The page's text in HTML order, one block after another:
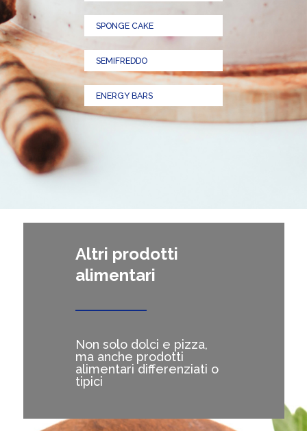
SPONGE CAKE
SEMIFREDDO
ENERGY BARS
Altri prodotti
alimentari
Non solo dolci e pizza,
ma anche prodotti
alimentari differenziati o
tipici